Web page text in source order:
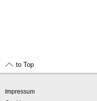
to Top
Impressum